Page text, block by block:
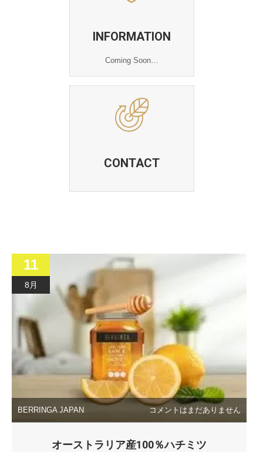
INFORMATION
Coming Soon…
CONTACT
11
8月
BERRINGA JAPAN コメントはまだありません
オーストラリア産100％ハチミツ